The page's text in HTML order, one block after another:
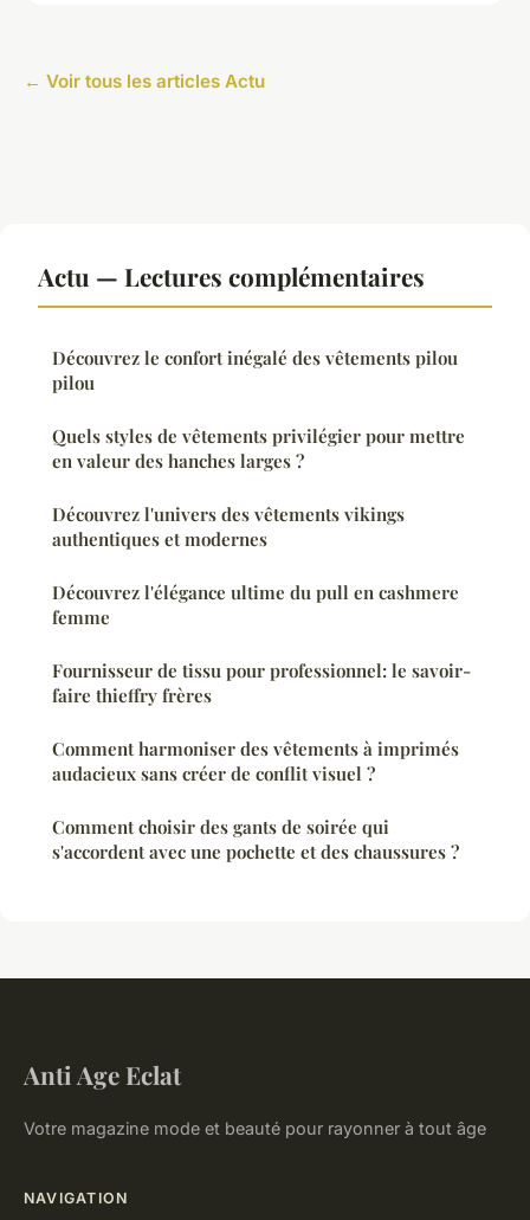
← Voir tous les articles Actu
Actu — Lectures complémentaires
Découvrez le confort inégalé des vêtements pilou
pilou
Quels styles de vêtements privilégier pour mettre
en valeur des hanches larges ?
Découvrez l'univers des vêtements vikings
authentiques et modernes
Découvrez l'élégance ultime du pull en cashmere
femme
Fournisseur de tissu pour professionnel: le savoir-
faire thieffry frères
Comment harmoniser des vêtements à imprimés
audacieux sans créer de conflit visuel ?
Comment choisir des gants de soirée qui
s'accordent avec une pochette et des chaussures ?
Anti Age Eclat
Votre magazine mode et beauté pour rayonner à tout âge
NAVIGATION